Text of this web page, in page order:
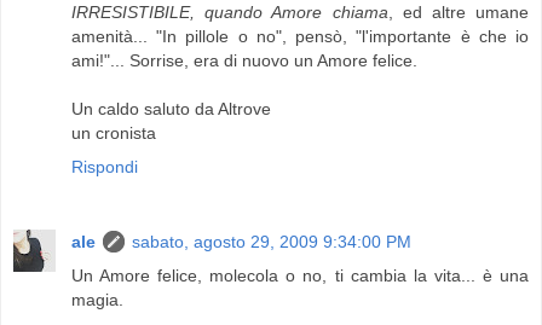
IRRESISTIBILE, quando Amore chiama , ed altre umane
amenità... "In pillole o no", pensò, "l'importante è che io
ami!"... Sorrise, era di nuovo un Amore felice.
Un caldo saluto da Altrove
un cronista
Rispondi
ale
sabato, agosto 29, 2009 9:34:00 PM
Un Amore felice, molecola o no, ti cambia la vita... è una
magia.